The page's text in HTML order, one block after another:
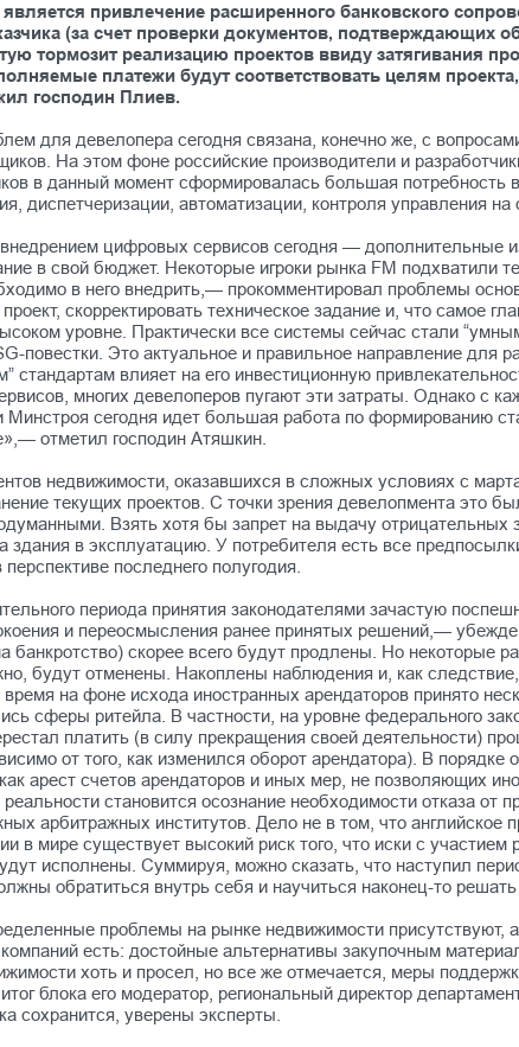
привлечение расширенного банковского
(за счет проверки документов, подтверждающих
тормозит реализацию проектов ввиду затягивания
платежи будут соответствовать целям
господин Плиев.
для девелопера сегодня связана, конечно же, с
На этом фоне российские производители и
в данный момент сформировалась большая
диспетчеризации, автоматизации, контроля управления
цифровых сервисов сегодня — дополнительные
в свой бюджет. Некоторые игроки рынка FM подхватили
в него внедрить,— прокомментировал проблемы
скорректировать техническое задание и, что
уровне. Практически все системы сейчас стали
повестки. Это актуальное и правильное направление для
стандартам влияет на его инвестиционную
многих девелоперов пугают эти затраты. Однако с
Минстроя сегодня идет большая работа по формированию
отметил господин Атяшкин.
недвижимости, оказавшихся в сложных условиях с
текущих проектов. С точки зрения девелопмента это
Взять хотя бы запрет на выдачу отрицательных
в эксплуатацию. У потребителя есть все
последнего полугодия.
периода принятия законодателями зачастую
и переосмысления ранее принятых решений,—
банкротство) скорее всего будут продлены. Но некоторые
будут отменены. Накоплены наблюдения и, как
на фоне исхода иностранных арендаторов принято
сферы ритейла. В частности, на уровне федерального
платить (в силу прекращения своей деятельности)
от того, как изменился оборот арендатора). В
арест счетов арендаторов и иных мер, не позволяющих
становится осознание необходимости отказа
арбитражных институтов. Дело не в том, что
в мире существует высокий риск того, что иски с
исполнены. Суммируя, можно сказать, что наступил
обратиться внутрь себя и научиться наконец-то
проблемы на рынке недвижимости
есть: достойные альтернативы закупочным
хоть и просел, но все же отмечается, меры
блока его модератор, региональный директор
сохранится, уверены эксперты.